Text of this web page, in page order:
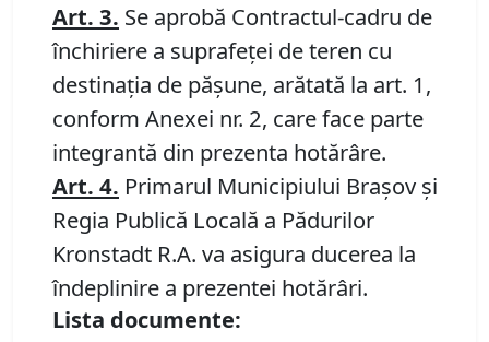
Art. 3. Se aprobă Contractul-cadru de
închiriere a suprafeţei de teren cu
destinaţia de păşune, arătată la art. 1,
conform Anexei nr. 2, care face parte
integrantă din prezenta hotărâre.
Art. 4. Primarul Municipiului Braşov şi
Regia Publică Locală a Pădurilor
Kronstadt R.A. va asigura ducerea la
îndeplinire a prezentei hotărâri.
Lista documente: